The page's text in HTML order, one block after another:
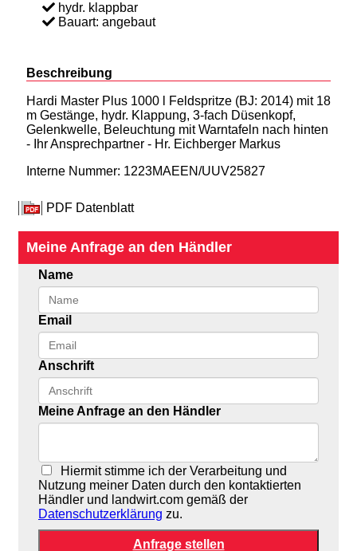
hydr. klappbar
Bauart: angebaut
Beschreibung
Hardi Master Plus 1000 l Feldspritze (BJ: 2014) mit 18
m Gestänge, hydr. Klappung, 3-fach Düsenkopf,
Gelenkwelle, Beleuchtung mit Warntafeln nach hinten
- Ihr Ansprechpartner - Hr. Eichberger Markus
Interne Nummer: 1223MAEEN/UUV25827
PDF Datenblatt
Meine Anfrage an den Händler
Name
Email
Anschrift
Meine Anfrage an den Händler
Hiermit stimme ich der Verarbeitung und
Nutzung meiner Daten durch den kontaktierten
Händler und landwirt.com gemäß der
Datenschutzerklärung zu.